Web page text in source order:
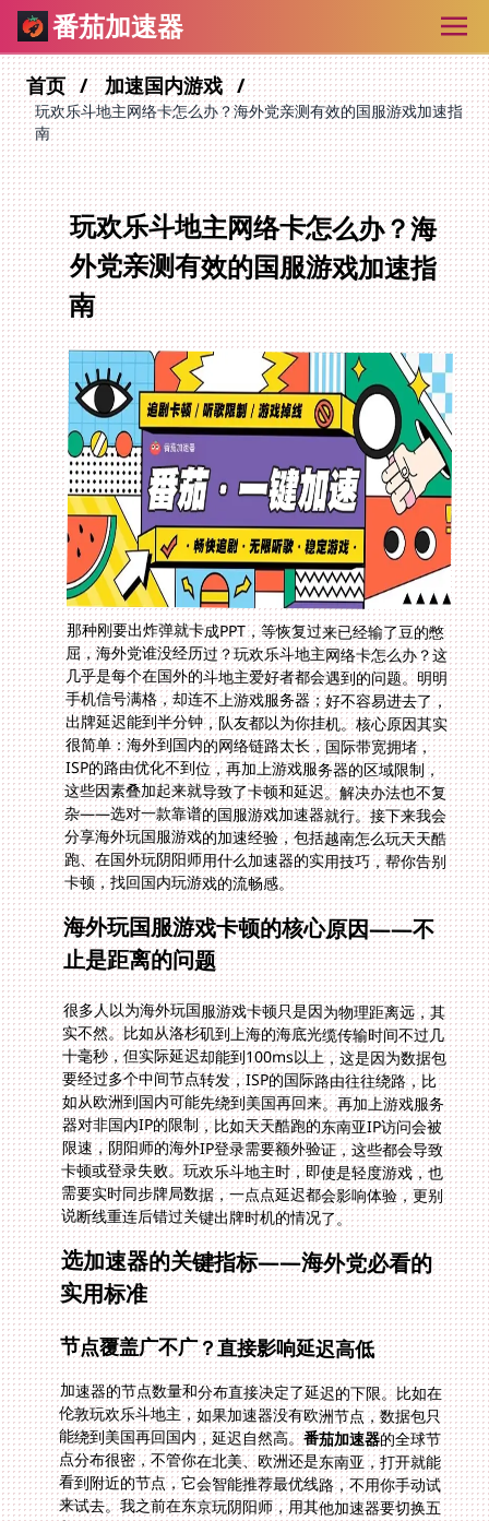
番茄加速器
首页 加速国内游戏
玩欢乐斗地主网络卡怎么办？海外党亲测有效的国服游戏加速指
南
玩欢乐斗地主网络卡怎么办？海
外党亲测有效的国服游戏加速指
南
那种刚要出炸弹就卡成PPT，等恢复过来已经输了豆的憋
屈，海外党谁没经历过？玩欢乐斗地主网络卡怎么办？这
几乎是每个在国外的斗地主爱好者都会遇到的问题。明明
手机信号满格，却连不上游戏服务器；好不容易进去了，
出牌延迟能到半分钟，队友都以为你挂机。核心原因其实
很简单：海外到国内的网络链路太长，国际带宽拥堵，
ISP的路由优化不到位，再加上游戏服务器的区域限制，
这些因素叠加起来就导致了卡顿和延迟。解决办法也不复
杂——选对一款靠谱的国服游戏加速器就行。接下来我会
分享海外玩国服游戏的加速经验，包括越南怎么玩天天酷
跑、在国外玩阴阳师用什么加速器的实用技巧，帮你告别
卡顿，找回国内玩游戏的流畅感。
海外玩国服游戏卡顿的核心原因——不
止是距离的问题
很多人以为海外玩国服游戏卡顿只是因为物理距离远，其
实不然。比如从洛杉矶到上海的海底光缆传输时间不过几
十毫秒，但实际延迟却能到100ms以上，这是因为数据包
要经过多个中间节点转发，ISP的国际路由往往绕路，比
如从欧洲到国内可能先绕到美国再回来。再加上游戏服务
器对非国内IP的限制，比如天天酷跑的东南亚IP访问会被
限速，阴阳师的海外IP登录需要额外验证，这些都会导致
卡顿或登录失败。玩欢乐斗地主时，即使是轻度游戏，也
需要实时同步牌局数据，一点点延迟都会影响体验，更别
说断线重连后错过关键出牌时机的情况了。
选加速器的关键指标——海外党必看的
实用标准
节点覆盖广不广？直接影响延迟高低
加速器的节点数量和分布直接决定了延迟的下限。比如在
伦敦玩欢乐斗地主，如果加速器没有欧洲节点，数据包只
能绕到美国再回国内，延迟自然高。番茄加速器的全球节
点分布很密，不管你在北美、欧洲还是东南亚，打开就能
看到附近的节点，它会智能推荐最优线路，不用你手动试
来试去。我之前在东京玩阴阳师，用其他加速器要切换五
六个节点才能找到合适的，换番茄后一秒匹配到东京的备